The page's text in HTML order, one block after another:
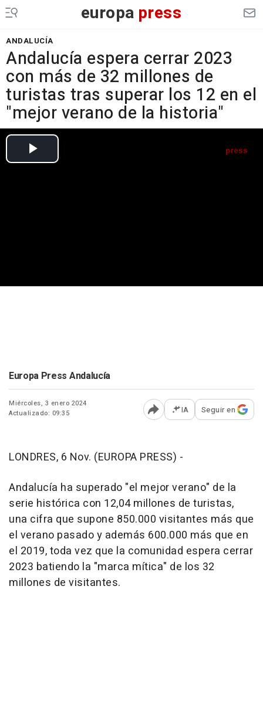
europa press
ANDALUCÍA
Andalucía espera cerrar 2023
con más de 32 millones de
turistas tras superar los 12 en el
"mejor verano de la historia"
Europa Press Andalucía
Miércoles, 3 enero 2024
Actualizado: 09:35
Abrir opciones para
IA Seguir en
LONDRES, 6 Nov. (EUROPA PRESS) -
Andalucía ha superado "el mejor verano" de la
serie histórica con 12,04 millones de turistas,
una cifra que supone 850.000 visitantes más que
el verano pasado y además 600.000 más que en
el 2019, toda vez que la comunidad espera cerrar
2023 batiendo la "marca mítica" de los 32
millones de visitantes.